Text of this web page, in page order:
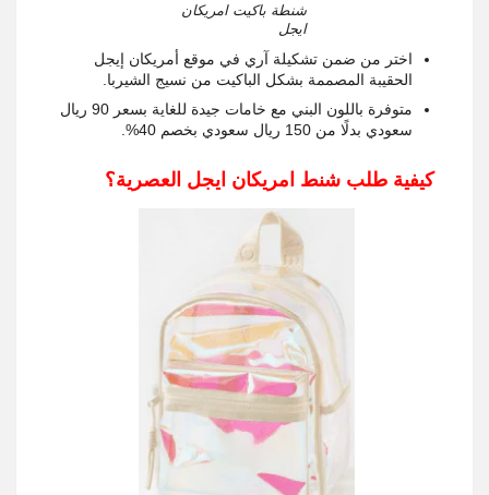
شنطة باكيت امريكان
ايجل
اختر من ضمن تشكيلة آري في موقع أمريكان إيجل
الحقيبة المصممة بشكل الباكيت من نسيج الشيربا.
متوفرة باللون البني مع خامات جيدة للغاية بسعر 90 ريال
سعودي بدلًا من 150 ريال سعودي بخصم 40%.
كيفية طلب شنط امريكان ايجل العصرية؟